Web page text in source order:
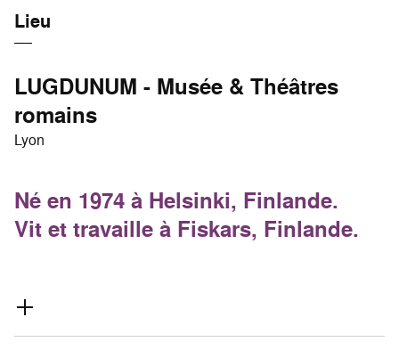
Lieu
LUGDUNUM - Musée & Théâtres
romains
Lyon
Né en 1974 à Helsinki, Finlande.
Vit et travaille à Fiskars, Finlande.